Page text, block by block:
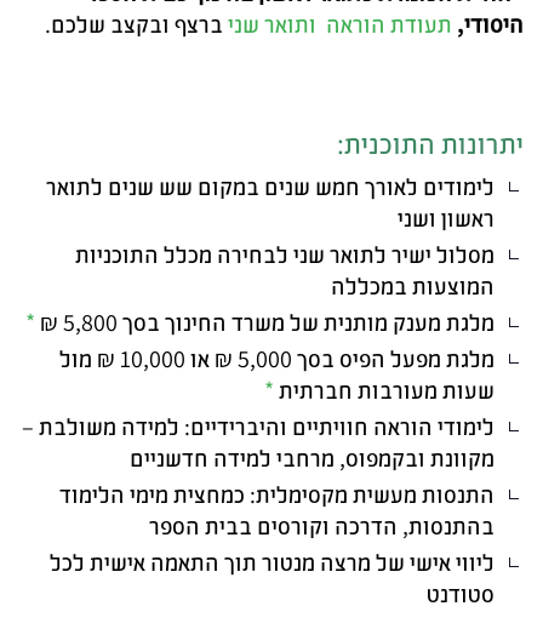
היסודי, תעודת הוראה ותואר שניברצף ובקצב שלכם.
יתרונות התוכנית:
לימודים לאורך חמש שנים במקום שש שנים לתואר
ראשון ושני
מסלול ישיר לתואר שני לבחירה מכלל התוכניות
המוצעות במכללה
מלגת מענק מותנית של משרד החינוך בסך 5,800 ₪
*
מלגת מפעל הפיס בסך 5,000 ₪ או 10,000 ₪ מול
שעות מעורבות חברתית*
לימודי הוראה חוויתיים והיברידיים: למידה משולבת –
מקוונת ובקמפוס, מרחבי למידה חדשניים
התנסות מעשית מקסימלית: כמחצית מימי הלימוד
בהתנסות, הדרכה וקורסים בבית הספר
ליווי אישי של מרצה מנטור תוך התאמה אישית לכל
סטודנט